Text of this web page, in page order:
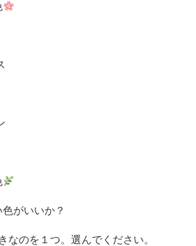
がいいか？
なのを１つ。選んでください。